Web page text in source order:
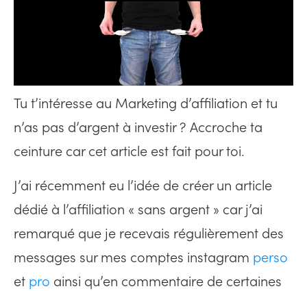
Tu t’intéresse au Marketing d’affiliation et tu
n’as pas d’argent à investir ? Accroche ta
ceinture car cet article est fait pour toi.
J’ai récemment eu l’idée de créer un article
dédié à l’affiliation « sans argent » car j’ai
remarqué que je recevais régulièrement des
messages sur mes comptes instagram perso
et pro ainsi qu’en commentaire de certaines